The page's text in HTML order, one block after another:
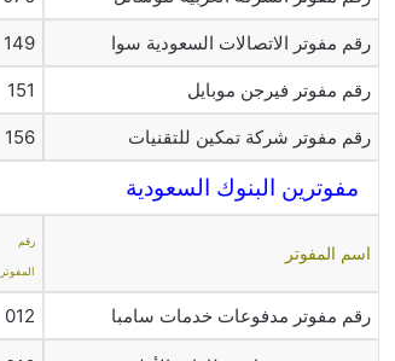
رقم مفوتر الاتصالات السعودية سوا 149
رقم مفوتر فيرجن موبايل 151
رقم مفوتر شركة تمكين للتقنيات 156
مفوترين البنوك السعودية
اسم المفوتر
رقم
المفوتر
رقم مفوتر مدفوعات خدمات سامبا 012